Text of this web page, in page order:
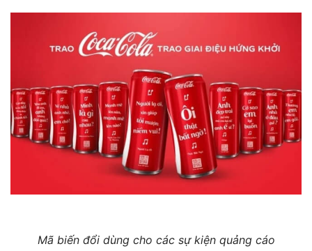
Mã biến đổi dùng cho các sự kiện quảng cáo